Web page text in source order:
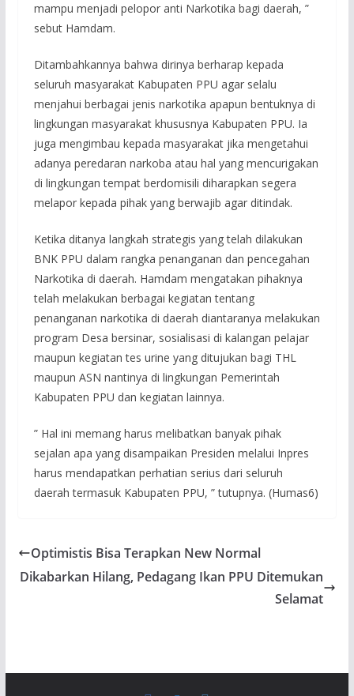
mampu menjadi pelopor anti Narkotika bagi daerah, ”
sebut Hamdam.
Ditambahkannya bahwa dirinya berharap kepada
seluruh masyarakat Kabupaten PPU agar selalu
menjahui berbagai jenis narkotika apapun bentuknya di
lingkungan masyarakat khususnya Kabupaten PPU. Ia
juga mengimbau kepada masyarakat jika mengetahui
adanya peredaran narkoba atau hal yang mencurigakan
di lingkungan tempat berdomisili diharapkan segera
melapor kepada pihak yang berwajib agar ditindak.
Ketika ditanya langkah strategis yang telah dilakukan
BNK PPU dalam rangka penanganan dan pencegahan
Narkotika di daerah. Hamdam mengatakan pihaknya
telah melakukan berbagai kegiatan tentang
penanganan narkotika di daerah diantaranya melakukan
program Desa bersinar, sosialisasi di kalangan pelajar
maupun kegiatan tes urine yang ditujukan bagi THL
maupun ASN nantinya di lingkungan Pemerintah
Kabupaten PPU dan kegiatan lainnya.
” Hal ini memang harus melibatkan banyak pihak
sejalan apa yang disampaikan Presiden melalui Inpres
harus mendapatkan perhatian serius dari seluruh
daerah termasuk Kabupaten PPU, ” tutupnya. (Humas6)
Optimistis Bisa Terapkan New Normal
Dikabarkan Hilang, Pedagang Ikan PPU Ditemukan
Selamat